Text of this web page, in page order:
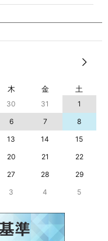
木 金 土
30 31
1
6 7
8
13 14
15
20 21
22
27 28
29
3 4 5